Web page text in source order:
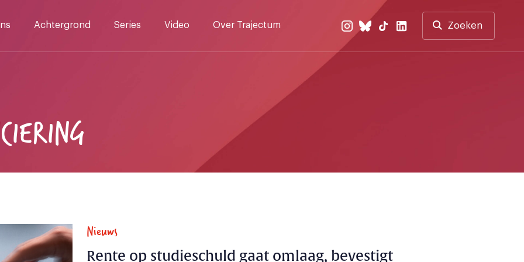
Achtergrond Series Video Over Trajectum Zoeken
Nieuws
Rente op studieschuld gaat omlaag, bevestigt